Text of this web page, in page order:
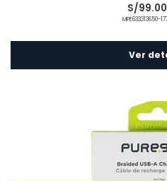
S/99.00
MPE633313650-
Ver